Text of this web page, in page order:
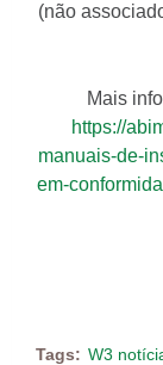
(não
Mais
https://
manuais-de-
em-
Tags: W3